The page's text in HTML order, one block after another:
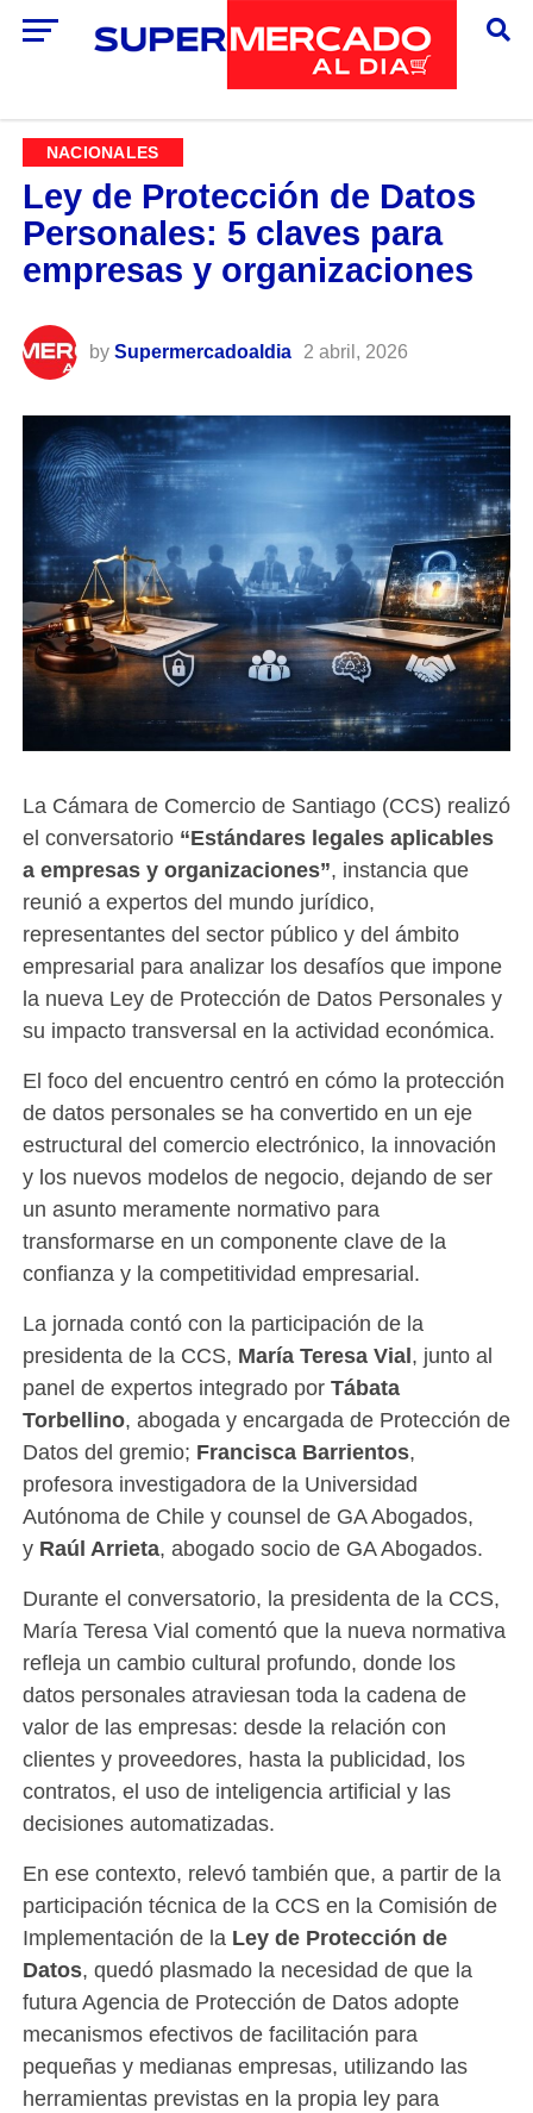
NACIONALES
Ley de Protección de Datos
Personales: 5 claves para
empresas y organizaciones
by Supermercadoaldia 2 abril, 2026
La Cámara de Comercio de Santiago (CCS) realizó
el conversatorio “Estándares legales aplicables
a empresas y organizaciones”, instancia que
reunió a expertos del mundo jurídico,
representantes del sector público y del ámbito
empresarial para analizar los desafíos que impone
la nueva Ley de Protección de Datos Personales y
su impacto transversal en la actividad económica.
El foco del encuentro centró en cómo la protección
de datos personales se ha convertido en un eje
estructural del comercio electrónico, la innovación
y los nuevos modelos de negocio, dejando de ser
un asunto meramente normativo para
transformarse en un componente clave de la
confianza y la competitividad empresarial.
La jornada contó con la participación de la
presidenta de la CCS, María Teresa Vial, junto al
panel de expertos integrado porTábata
Torbellino, abogada y encargada de Protección de
Datos del gremio; Francisca Barrientos,
profesora investigadora de la Universidad
Autónoma de Chile y counsel de GA Abogados,
y Raúl Arrieta, abogado socio de GA Abogados.
Durante el conversatorio, la presidenta de la CCS,
María Teresa Vial comentó que la nueva normativa
refleja un cambio cultural profundo, donde los
datos personales atraviesan toda la cadena de
valor de las empresas: desde la relación con
clientes y proveedores, hasta la publicidad, los
contratos, el uso de inteligencia artificial y las
decisiones automatizadas.
En ese contexto, relevó también que, a partir de la
participación técnica de la CCS en la Comisión de
Implementación de la Ley de Protección de
Datos, quedó plasmado la necesidad de que la
futura Agencia de Protección de Datos adopte
mecanismos efectivos de facilitación para
pequeñas y medianas empresas, utilizando las
herramientas previstas en la propia ley para